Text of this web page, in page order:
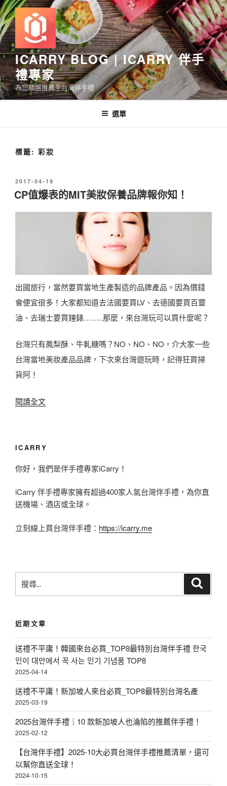
跳
至
主
要
內
容
ICARRY BLOG | ICARRY 伴手
禮專家
為您精選推薦全台灣伴手禮
選單
標籤: 彩妝
發
佈
於
2017-04-19
CP值爆表的MIT美妝保養品牌報你知！
出國旅行，當然要買當地生產製造的品牌產品。因為價錢
會便宜很多！大家都知道去法國要買LV、去德國要買百靈
油、去瑞士要買鐘錶……..那麼，來台灣玩可以買什麼呢？
台灣只有鳳梨酥、牛軋糖嗎？NO、NO、NO，介大家一些
台灣當地美妝產品品牌，下次來台灣遊玩時，記得狂買掃
貨阿！
閱讀全文〈
值
的
M
I
養
報
你
知
！
〉
ICARRY
你好，我們是伴手禮專家iCarry！
iCarry 伴手禮專家擁有超過400家人氣台灣伴手禮，為你直
送機場、酒店或全球。
立刻線上買台灣伴手禮： https://icarry.me
尋
字
:
近期文章
送禮不平庸！韓國來台必買_TOP8最特別台灣伴手禮 한국
인이 대만에서 꼭 사는 인기 기념품 TOP8
2025-04-14
送禮不平庸！新加坡人來台必買_TOP8最特別台灣名產
2025-03-19
2025台灣伴手禮｜10 款新加坡人也淪陷的推薦伴手禮！
2025-02-12
【台灣伴手禮】2025-10大必買台灣伴手禮推薦清單，還可
以幫你直送全球！
2024-10-15